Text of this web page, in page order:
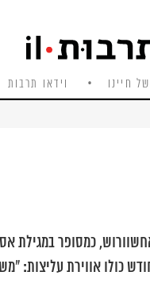
חיינו וידאו תרבות
כמסופר במגילת
כולו אווירת עליצות: